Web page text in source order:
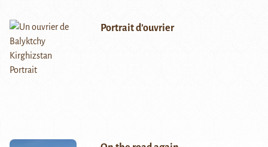
Portrait d’ouvrier